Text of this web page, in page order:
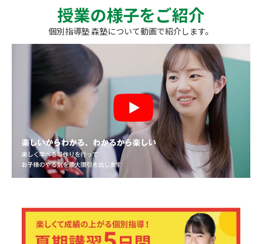
授業の様子をご紹介
個別指導塾 森塾について動画で紹介します。